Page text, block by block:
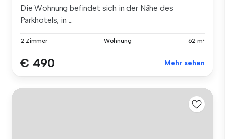
Die Wohnung befindet sich in der Nähe des
Parkhotels, in ...
2 Zimmer Wohnung 62 m²
€ 490 Mehr sehen